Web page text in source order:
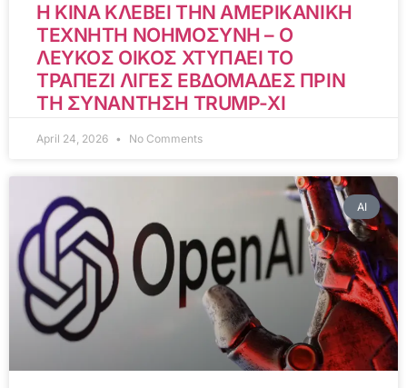
Η ΚΙΝΑ ΚΛΕΒΕΙ ΤΗΝ ΑΜΕΡΙΚΑΝΙΚΗ
ΤΕΧΝΗΤΗ ΝΟΗΜΟΣΥΝΗ – Ο
ΛΕΥΚΟΣ ΟΙΚΟΣ ΧΤΥΠΑΕΙ ΤΟ
ΤΡΑΠΕΖΙ ΛΙΓΕΣ ΕΒΔΟΜΑΔΕΣ ΠΡΙΝ
ΤΗ ΣΥΝΑΝΤΗΣΗ TRUMP-XI
April 24, 2026 No Comments
AI